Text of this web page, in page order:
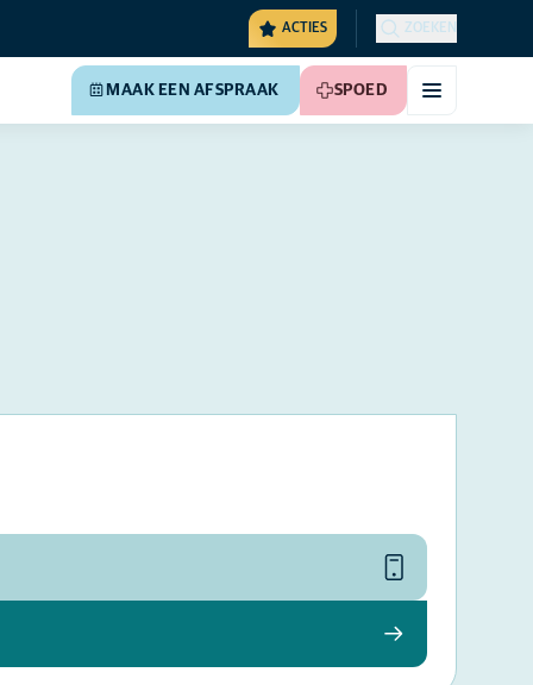
ACTIES ZOEKEN
MAAK EEN AFSPRAAK SPOED